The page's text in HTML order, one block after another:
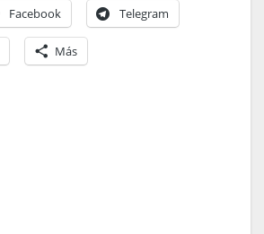
Facebook Telegram
Más